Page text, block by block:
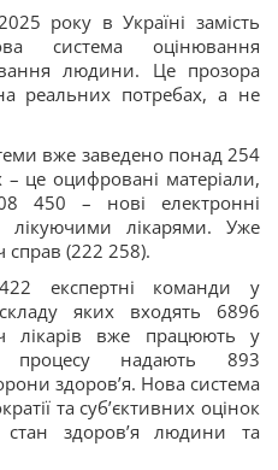
року в Україні замість
система оцінювання
людини. Це прозора
реальних потребах, а не
вже заведено понад 254
– це оцифровані матеріали,
450 – нові електронні
лікуючими лікарями. Уже
справ (222 258).
експертні команди у
яких входять 6896
лікарів вже працюють у
процесу надають 893
здоров’я. Нова система
та суб’єктивних оцінок
здоров’я людини та